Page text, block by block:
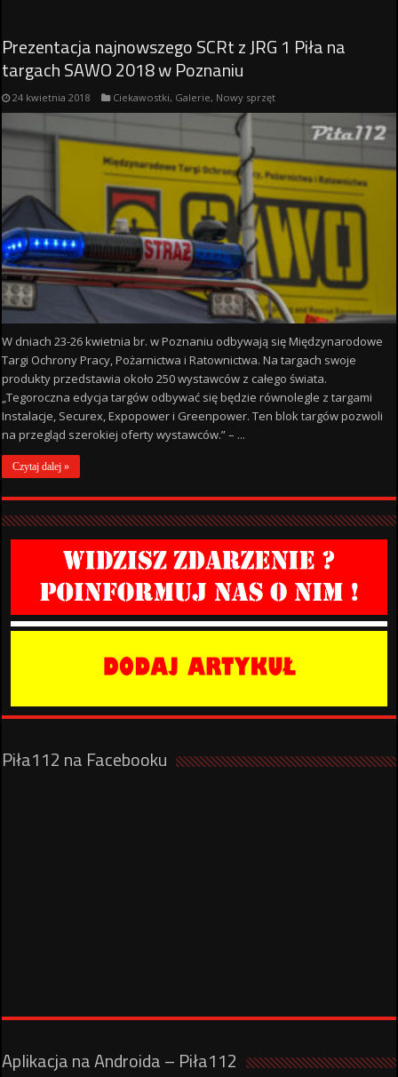
Prezentacja najnowszego SCRt z JRG 1 Piła na
targach SAWO 2018 w Poznaniu
24 kwietnia 2018 Ciekawostki, Galerie, Nowy sprzęt
W dniach 23-26 kwietnia br. w Poznaniu odbywają się Międzynarodowe
Targi Ochrony Pracy, Pożarnictwa i Ratownictwa. Na targach swoje
produkty przedstawia około 250 wystawców z całego świata.
„Tegoroczna edycja targów odbywać się będzie równolegle z targami
Instalacje, Securex, Expopower i Greenpower. Ten blok targów pozwoli
na przegląd szerokiej oferty wystawców.” – ...
Czytaj dalej »
Piła112 na Facebooku
Aplikacja na Androida – Piła112